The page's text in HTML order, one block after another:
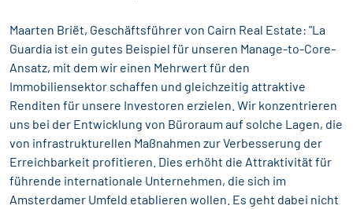
Maarten Briët, Geschäftsführer von Cairn Real Estate: "La
Guardia ist ein gutes Beispiel für unseren Manage-to-Core-
Ansatz, mit dem wir einen Mehrwert für den
Immobiliensektor schaffen und gleichzeitig attraktive
Renditen für unsere Investoren erzielen. Wir konzentrieren
uns bei der Entwicklung von Büroraum auf solche Lagen, die
von infrastrukturellen Maßnahmen zur Verbesserung der
Erreichbarkeit profitieren. Dies erhöht die Attraktivität für
führende internationale Unternehmen, die sich im
Amsterdamer Umfeld etablieren wollen. Es geht dabei nicht